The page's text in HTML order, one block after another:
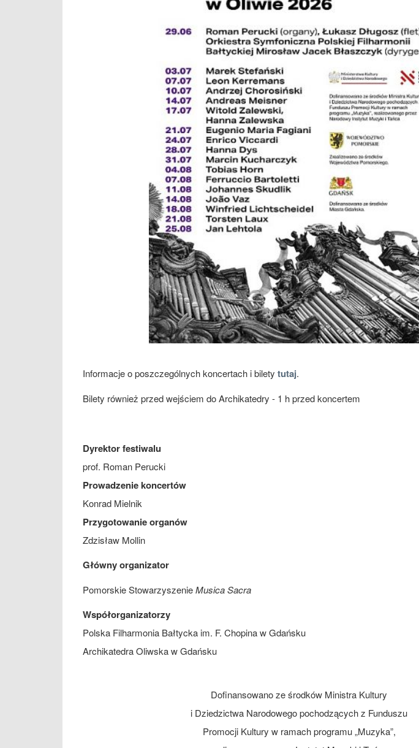
Informacje o poszczególnych koncertach i bilety tutaj.
Bilety również przed wejściem do Archikatedry - 1 h przed koncertem
Dyrektor festiwalu
prof. Roman Perucki
Prowadzenie koncertów
Konrad Mielnik
Przygotowanie organów
Zdzisław Mollin
Główny organizator
Pomorskie StowarzyszenieMusica Sacra
Współorganizatorzy
Polska Filharmonia Bałtycka im. F. Chopina w Gdańsku
Archikatedra Oliwska w Gdańsku
Dofinansowano ze środków Ministra Kultury
i Dziedzictwa Narodowego pochodzących z Funduszu
Promocji Kultury w ramach programu „Muzyka”,